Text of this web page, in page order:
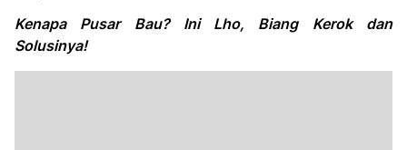
Kenapa Pusar Bau? Ini Lho, Biang Kerok dan
Solusinya!